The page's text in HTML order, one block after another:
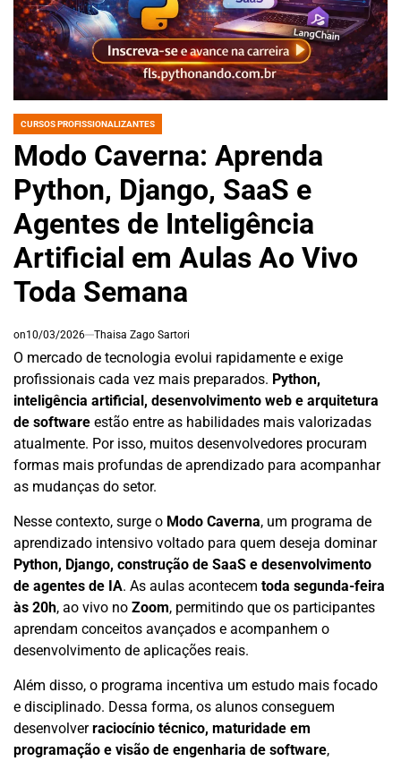
POSTED
CURSOS PROFISSIONALIZANTES
Modo Caverna: Aprenda
Python, Django, SaaS e
Agentes de Inteligência
Artificial em Aulas Ao Vivo
Toda Semana
on10/03/2026 Thaisa Zago Sartori
O mercado de tecnologia evolui rapidamente e exige
profissionais cada vez mais preparados. Python,
inteligência artificial, desenvolvimento web e arquitetura
de software estão entre as habilidades mais valorizadas
atualmente. Por isso, muitos desenvolvedores procuram
formas mais profundas de aprendizado para acompanhar
as mudanças do setor.
Nesse contexto, surge o Modo Caverna, um programa de
aprendizado intensivo voltado para quem deseja dominar
Python, Django, construção de SaaS e desenvolvimento
de agentes de IA. As aulas acontecem toda segunda-feira
às 20h, ao vivo no Zoom, permitindo que os participantes
aprendam conceitos avançados e acompanhem o
desenvolvimento de aplicações reais.
Além disso, o programa incentiva um estudo mais focado
e disciplinado. Dessa forma, os alunos conseguem
desenvolverraciocínio técnico, maturidade em
programação e visão de engenharia de software,